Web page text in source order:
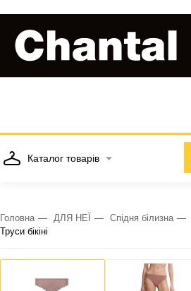
Каталог товарів
Головна ДЛЯ НЕЇ Спідня білизна
Труси бікіні